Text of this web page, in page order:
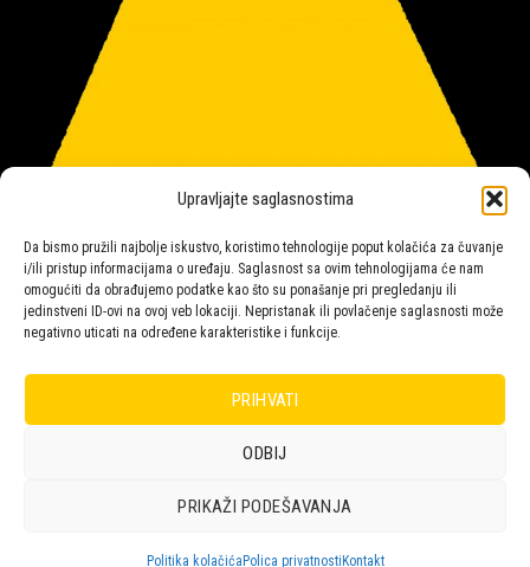
Upravljajte saglasnostima
Da bismo pružili najbolje iskustvo, koristimo tehnologije poput kolačića za čuvanje
i/ili pristup informacijama o uređaju. Saglasnost sa ovim tehnologijama će nam
omogućiti da obrađujemo podatke kao što su ponašanje pri pregledanju ili
jedinstveni ID-ovi na ovoj veb lokaciji. Nepristanak ili povlačenje saglasnosti može
negativno uticati na određene karakteristike i funkcije.
PRIHVATI
ODBIJ
PRIKAŽI PODEŠAVANJA
Politika kolačića Polica privatnosti Kontakt